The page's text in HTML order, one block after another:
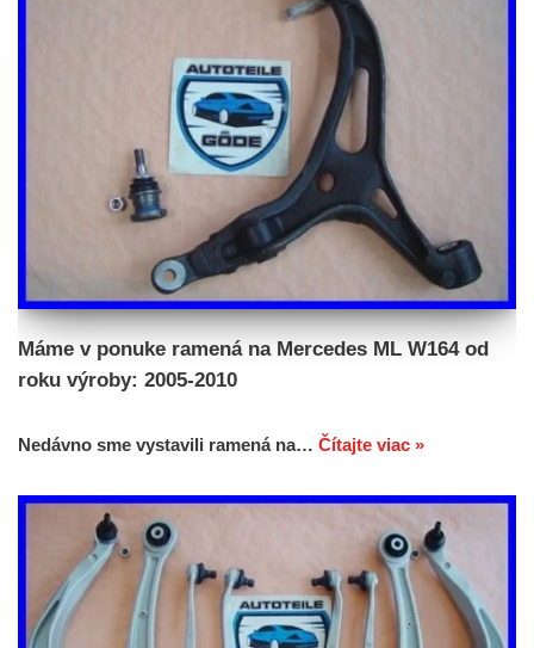
Máme v ponuke ramená na Mercedes ML W164 od
roku výroby: 2005-2010
Nedávno sme vystavili ramená na… Čítajte viac »